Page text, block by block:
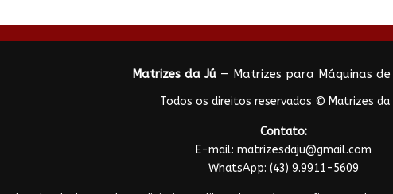
Matrizes da Jú— Matrizes para Máquinas
Todos os direitos reservados © Matrizes da
Contato:
E-mail: matrizesdaju@gmail.com
WhatsApp: (43) 9.9911-5609